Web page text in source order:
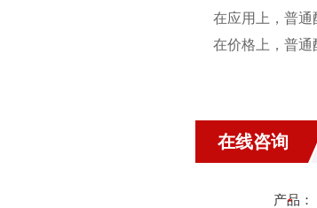
在应用上，普通
在价格上，普通
在线咨询
产品：